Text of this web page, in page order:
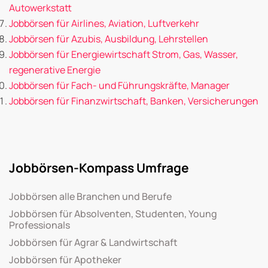
Autowerkstatt
Jobbörsen für Airlines, Aviation, Luftverkehr
Jobbörsen für Azubis, Ausbildung, Lehrstellen
Jobbörsen für Energiewirtschaft Strom, Gas, Wasser,
regenerative Energie
Jobbörsen für Fach- und Führungskräfte, Manager
Jobbörsen für Finanzwirtschaft, Banken, Versicherungen
Jobbörsen-Kompass Umfrage
Jobbörsen alle Branchen und Berufe
Jobbörsen für Absolventen, Studenten, Young
Professionals
Jobbörsen für Agrar & Landwirtschaft
Jobbörsen für Apotheker